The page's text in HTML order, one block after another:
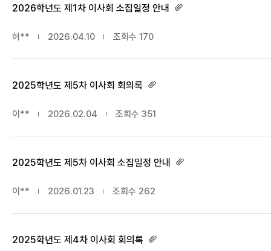
2026학년도 제1차 이사회 소집일정 안내
허** 2026.04.10 조회수 170
2025학년도 제5차 이사회 회의록
이** 2026.02.04 조회수 351
2025학년도 제5차 이사회 소집일정 안내
이** 2026.01.23 조회수 262
2025학년도 제4차 이사회 회의록